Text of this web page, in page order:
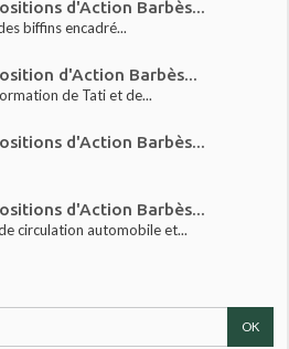
d'Action Barbès...
biffins encadré...
d'Action Barbès...
de Tati et de...
d'Action Barbès...
d'Action Barbès...
circulation automobile et...